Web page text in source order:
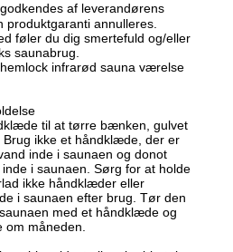
af leverandørens
annulleres.
føler du dig smertefuld og/eller
saunabrug.
infrarød sauna værelse
til at tørre bænken, gulvet
ikke et håndklæde, der er
inde i saunaen og donot
i saunaen. Sørg for at holde
ikke håndklæder eller
i saunaen efter brug. Tør den
med et håndklæde og
måneden.